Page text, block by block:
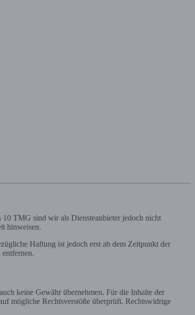
TMG sind wir als Diensteanbieter jedoch nicht
hinweisen.
Haftung ist jedoch erst ab dem Zeitpunkt der
keine Gewähr übernehmen. Für die Inhalte der
mögliche Rechtsverstöße überprüft. Rechtswidrige